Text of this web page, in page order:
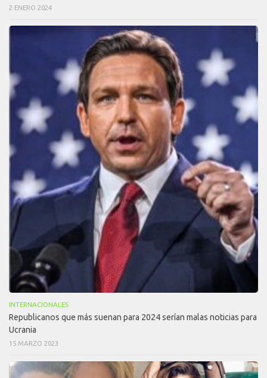
2 ENERO 2024
INTERNACIONALES
Republicanos que más suenan para 2024 serían malas noticias para
Ucrania
15 MARZO 2023